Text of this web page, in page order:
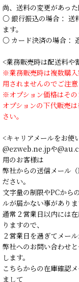
尚、送料の変更があっ
○ 銀行振込の場合： 送
ます。
○ カード決済の場合：
<業務販売時は配送料や
※業務販売時は複数購
用されませんのでご注意
※オプション価格はその
オプションの下代販売
さい。
<キャリアメールをお使
@ezweb.ne.jpや
用のお客様は
弊社からの送信メール
ださい。
文字量の制限やPCから
ルが届かない事がありま
通常２営業日以内には
りますので、
２営業日を過ぎてメー
弊社へのお問い合わせ
します。
こちらからの在庫確認
まして